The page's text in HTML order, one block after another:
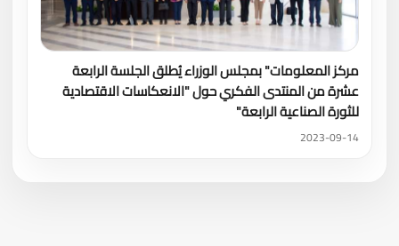
مركز المعلومات" بمجلس الوزراء يُطلق الجلسة الرابعة
عشرة من المنتدى الفكري حول "الانعكاسات الاقتصادية
للثورة الصناعية الرابعة"
2023-09-14